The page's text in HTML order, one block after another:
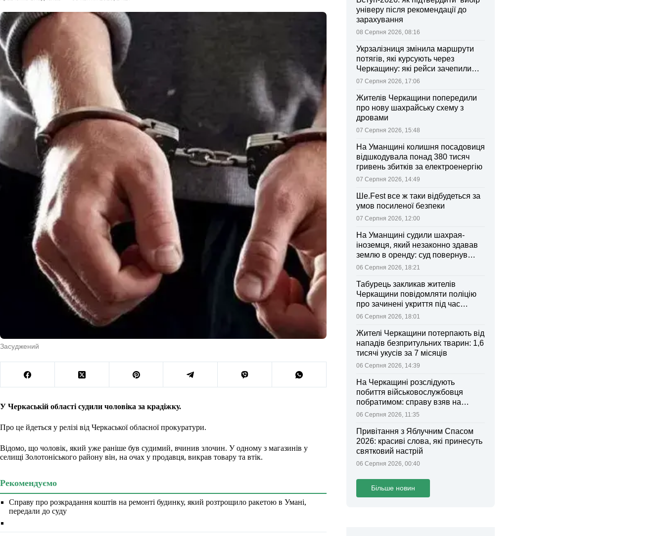
Засуджений
У Черкаській області судили чоловіка за крадіжку.
Про це йдеться у релізі від Черкаської обласної прокуратури.
Відомо, що чоловік, який уже раніше був судимий, вчинив злочин. У одному з магазинів у
селищі Золотоніського району він, на очах у продавця, викрав товару та втік.
Рекомендуємо
Справу про розкрадання коштів на ремонті будинку, який розтрощило ракетою в Умані,
передали до суду
універу після рекомендації до
зарахування
08 Серпня 2026, 08:16
Укрзалізниця змінила маршрути
потягів, які курсують через
Черкащину: які рейси зачепили
зміни
07 Серпня 2026, 17:06
Жителів Черкащини попередили
про нову шахрайську схему з
дровами
07 Серпня 2026, 15:48
На Уманщині колишня посадовиця
відшкодувала понад 380 тисяч
гривень збитків за електроенергію
07 Серпня 2026, 14:49
Ше.Fest все ж таки відбудеться за
умов посиленої безпеки
07 Серпня 2026, 12:00
На Уманщині судили шахрая-
іноземця, який незаконно здавав
землю в оренду: суд повернув
ділянки громаді
06 Серпня 2026, 18:21
Табурець закликав жителів
Черкащини повідомляти поліцію
про зачинені укриття під час
тривоги
06 Серпня 2026, 18:01
Жителі Черкащини потерпають від
нападів безпритульних тварин: 1,6
тисячі укусів за 7 місяців
06 Серпня 2026, 14:39
На Черкащині розслідують
побиття військовослужбовця
побратимом: справу взяв на
контроль Лубінець
06 Серпня 2026, 11:35
Привітання з Яблучним Спасом
2026: красиві слова, які принесуть
святковий настрій
06 Серпня 2026, 00:40
Більше новин